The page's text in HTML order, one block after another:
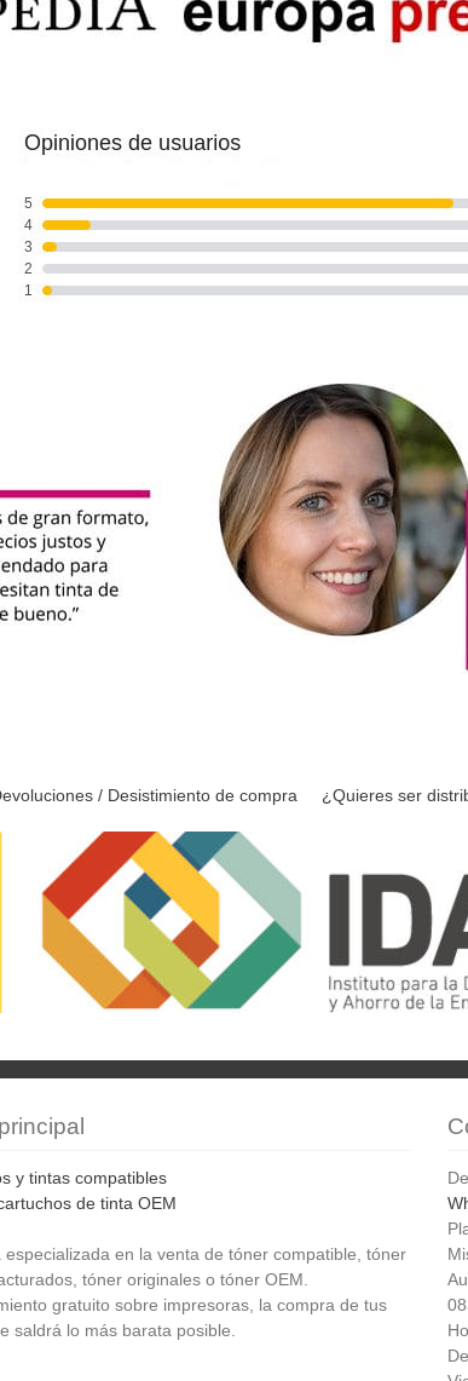
/ Desistimiento de compra ¿Quieres ser
y tintas compatibles
de tinta OEM
especializada en la venta de tóner compatible, tóner
tóner originales o tóner OEM.
gratuito sobre impresoras, la compra de tus
saldrá lo más barata posible.